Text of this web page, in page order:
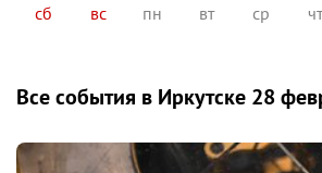
сб вс пн вт ср чт
Все события в Иркутске 28